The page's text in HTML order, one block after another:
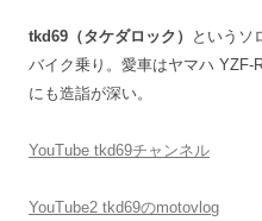
tkd69（タケダロック）
というソ
バイク乗り。愛車はヤマハ YZF-
にも造詣が深い。
YouTube tkd69チャンネル
YouTube2 tkd69のmotovlog